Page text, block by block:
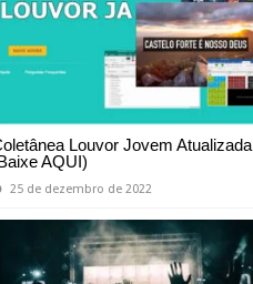
Louvor Jovem Atualizada
AQUI)
25 de dezembro de 2022